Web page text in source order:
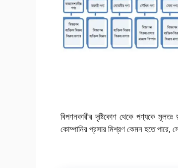
বিপণনকারীর দৃষ্টিকোণ থেকে পণ্যকে
কোম্পানির প্রসার মিশ্রণ কেমন হতে পারে,